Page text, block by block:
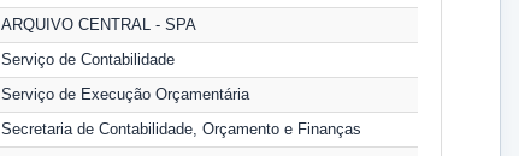
ARQUIVO CENTRAL - SPA
Serviço de Contabilidade
Serviço de Execução Orçamentária
Secretaria de Contabilidade, Orçamento e Finanças